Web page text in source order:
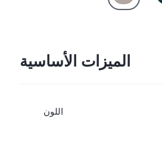
الميزات الأساسية
اللون